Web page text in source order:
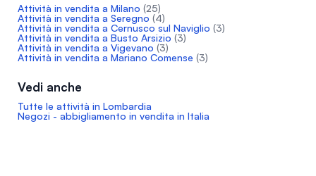
Attività in vendita a Milano (25)
Attività in vendita a Seregno (4)
Attività in vendita a Cernusco sul Naviglio (3)
Attività in vendita a Busto Arsizio (3)
Attività in vendita a Vigevano (3)
Attività in vendita a Mariano Comense (3)
Vedi anche
Tutte le attività in Lombardia
Negozi - abbigliamento in vendita in Italia